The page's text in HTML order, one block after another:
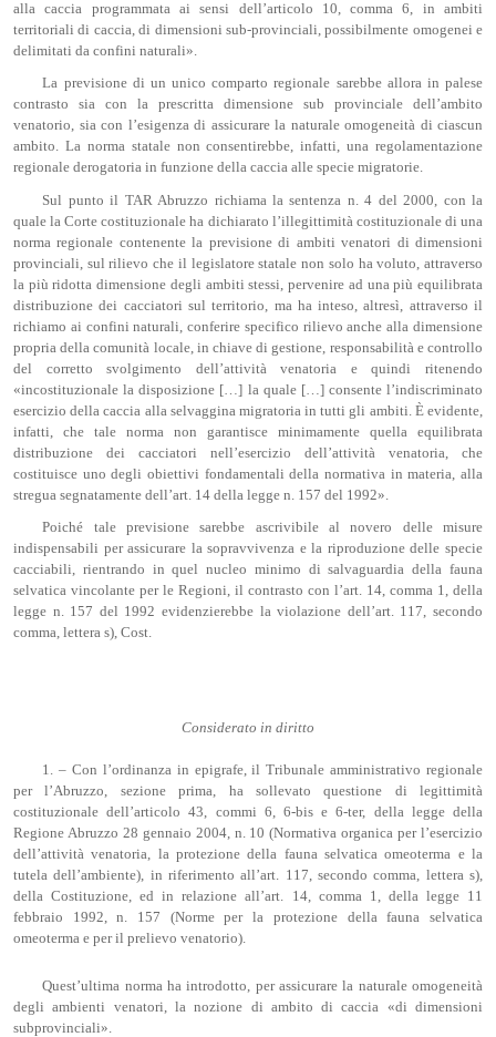
alla caccia programmata ai sensi dell’articolo 10, comma 6, in ambiti
territoriali di caccia, di dimensioni sub-provinciali, possibilmente omogenei e
delimitati da confini naturali».
La previsione di un unico comparto regionale sarebbe allora in palese
contrasto sia con la prescritta dimensione sub provinciale dell’ambito
venatorio, sia con l’esigenza di assicurare la naturale omogeneità di ciascun
ambito. La norma statale non consentirebbe, infatti, una regolamentazione
regionale derogatoria in funzione della caccia alle specie migratorie.
Sul punto il TAR Abruzzo richiama la sentenza n. 4 del 2000, con la
quale la Corte costituzionale ha dichiarato l’illegittimità costituzionale di una
norma regionale contenente la previsione di ambiti venatori di dimensioni
provinciali, sul rilievo che il legislatore statale non solo ha voluto, attraverso
la più ridotta dimensione degli ambiti stessi, pervenire ad una più equilibrata
distribuzione dei cacciatori sul territorio, ma ha inteso, altresì, attraverso il
richiamo ai confini naturali, conferire specifico rilievo anche alla dimensione
propria della comunità locale, in chiave di gestione, responsabilità e controllo
del corretto svolgimento dell’attività venatoria e quindi ritenendo
«incostituzionale la disposizione […] la quale […] consente l’indiscriminato
esercizio della caccia alla selvaggina migratoria in tutti gli ambiti. È evidente,
infatti, che tale norma non garantisce minimamente quella equilibrata
distribuzione dei cacciatori nell’esercizio dell’attività venatoria, che
costituisce uno degli obiettivi fondamentali della normativa in materia, alla
stregua segnatamente dell’art. 14 della legge n. 157 del 1992».
Poiché tale previsione sarebbe ascrivibile al novero delle misure
indispensabili per assicurare la sopravvivenza e la riproduzione delle specie
cacciabili, rientrando in quel nucleo minimo di salvaguardia della fauna
selvatica vincolante per le Regioni, il contrasto con l’art. 14, comma 1, della
legge n. 157 del 1992 evidenzierebbe la violazione dell’art. 117, secondo
comma, lettera s), Cost.
Considerato in diritto
1. – Con l’ordinanza in epigrafe, il Tribunale amministrativo regionale
per l’Abruzzo, sezione prima, ha sollevato questione di legittimità
costituzionale dell’articolo 43, commi 6, 6-bis e 6-ter, della legge della
Regione Abruzzo 28 gennaio 2004, n. 10 (Normativa organica per l’esercizio
dell’attività venatoria, la protezione della fauna selvatica omeoterma e la
tutela dell’ambiente), in riferimento all’art. 117, secondo comma, lettera s),
della Costituzione, ed in relazione all’art. 14, comma 1, della legge 11
febbraio 1992, n. 157 (Norme per la protezione della fauna selvatica
omeoterma e per il prelievo venatorio).
Quest’ultima norma ha introdotto, per assicurare la naturale omogeneità
degli ambienti venatori, la nozione di ambito di caccia «di dimensioni
subprovinciali».